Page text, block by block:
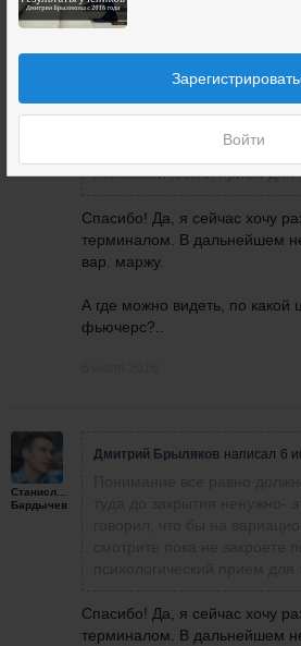
Войти
Понимание все равно
туда до закрытия ненужно-
говорил, что бы на
психологический прием для
Спасибо! Да, я сейчас хочу
терминалом. В дальнейшем
вар. маржу.
А где можно видеть, по какой
фьючерс?..
Станислав
Бардычев
Дмитрий Брыляков написал 6
Спасибо! Да, я сейчас хочу
терминалом. В дальнейшем